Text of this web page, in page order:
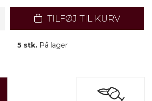
TILFØJ TIL KURV
5 stk.På lager